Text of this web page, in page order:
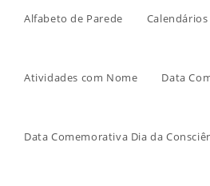
Alfabeto de Parede Calendários
Atividades com Nome Data
Data Comemorativa Dia da